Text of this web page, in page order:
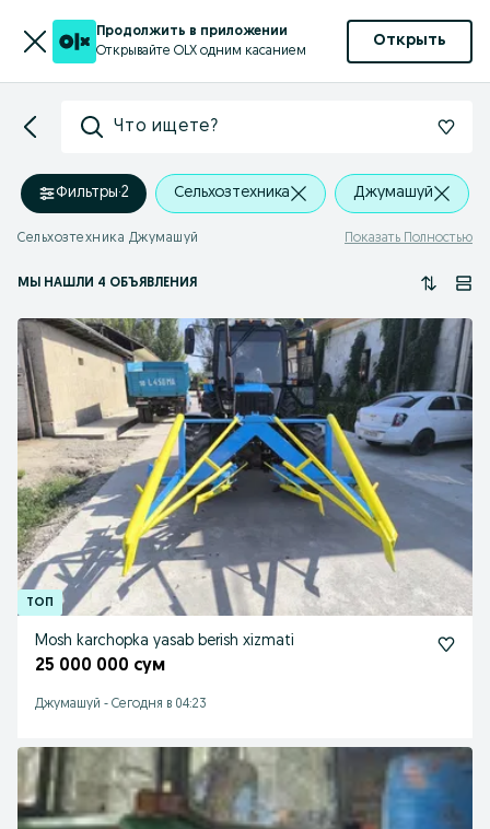
Продолжить в приложении
Открывайте OLX одним касанием
Открыть
Что ищете?
Фильтры·2 Сельхозтехника Джумашуй
Сельхозтехника Джумашуй Показать Полностью
МЫ НАШЛИ 4 ОБЪЯВЛЕНИЯ
Mosh karchopka yasab berish xizmati
25 000 000 сум
Джумашуй - Сегодня в 04:23